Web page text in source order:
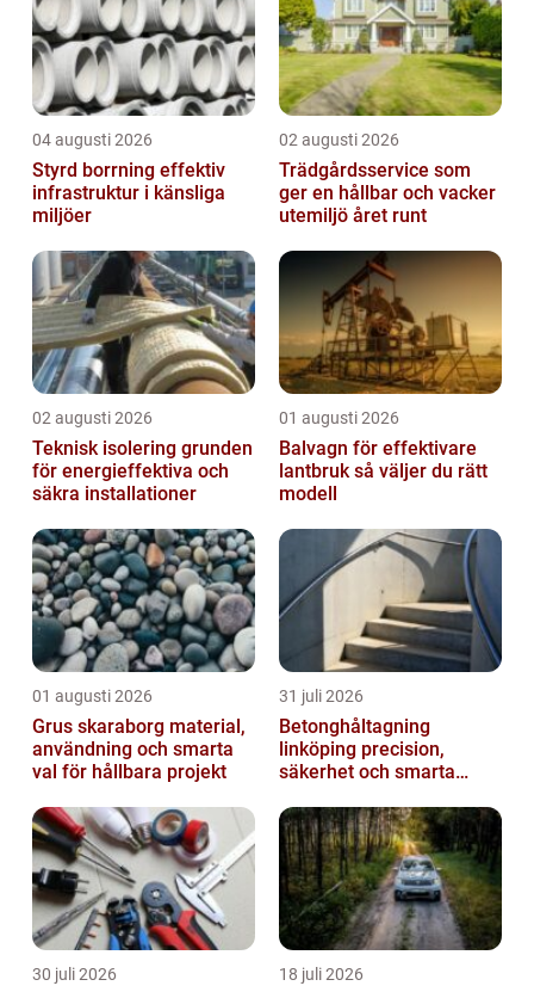
04 augusti 2026
Styrd borrning effektiv
infrastruktur i känsliga
miljöer
02 augusti 2026
Trädgårdsservice som
ger en hållbar och vacker
utemiljö året runt
02 augusti 2026
Teknisk isolering grunden
för energieffektiva och
säkra installationer
01 augusti 2026
Balvagn för effektivare
lantbruk så väljer du rätt
modell
01 augusti 2026
Grus skaraborg material,
användning och smarta
val för hållbara projekt
31 juli 2026
Betonghåltagning
linköping precision,
säkerhet och smarta
30 juli 2026 18 juli 2026